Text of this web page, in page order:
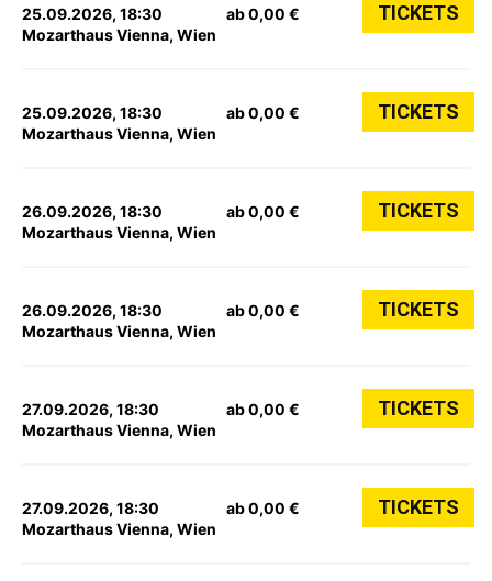
25.09.2026, 18:30
Mozarthaus Vienna, Wien
ab 0,00 € TICKETS
25.09.2026, 18:30
Mozarthaus Vienna, Wien
ab 0,00 € TICKETS
26.09.2026, 18:30
Mozarthaus Vienna, Wien
ab 0,00 € TICKETS
26.09.2026, 18:30
Mozarthaus Vienna, Wien
ab 0,00 € TICKETS
27.09.2026, 18:30
Mozarthaus Vienna, Wien
ab 0,00 € TICKETS
27.09.2026, 18:30
Mozarthaus Vienna, Wien
ab 0,00 € TICKETS